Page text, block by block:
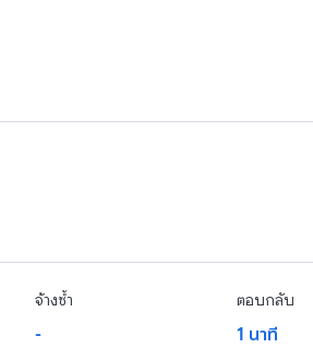
จ้างซ้ำ
-
ตอบกลับ
1 นาที